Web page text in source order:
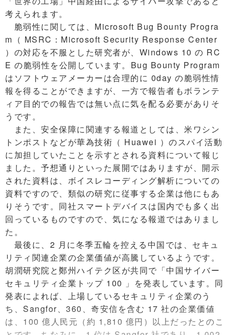
考えられます。
脆弱性に関しては、Microsoft Bug Bounty Progra
m（ MSRC：Microsoft Security Response Center
）の対応を不服とした研究者が、Windows 10 の RC
E の脆弱性を公開しています。Bug Bounty Program
はソフトウェアメーカーは合理的に 0day の脆弱性情
報を得ることができますが、一方で報告者もボランテ
ィア目的での報告では無い点に気を配る必要がありそ
うです。
また、安全保障に関連する報道としては、米ワシン
トンポストなどが華為技術（ Huawei ）のスパイ活動
に加担していたことを示すとされる資料について報じ
ました。予想通りといった展開ではありますが、開示
された資料は、ボイスレコーディング解析についての
資料ですので、類似の研究に従事する企業は他にもあ
りそうです。同社スマートデバイスは国内でも多く出
回っているものですので、気になる報道ではありまし
た。
最後に、2 月に冬季五輪を控える中国では、セキュ
リティ関連企業の企業価値が高騰しているようです。
胡潤研究院と鄭州ハイテク区が共同で「中国サイバー
セキュリティ企業トップ 100 」を発表しています。同
発表によれば、上場しているセキュリティ企業のう
ち、Sangfor、360、奇安信を含む 17 社の企業価値
は、100 億人民元（約 1,810 億円）以上だったとのこ